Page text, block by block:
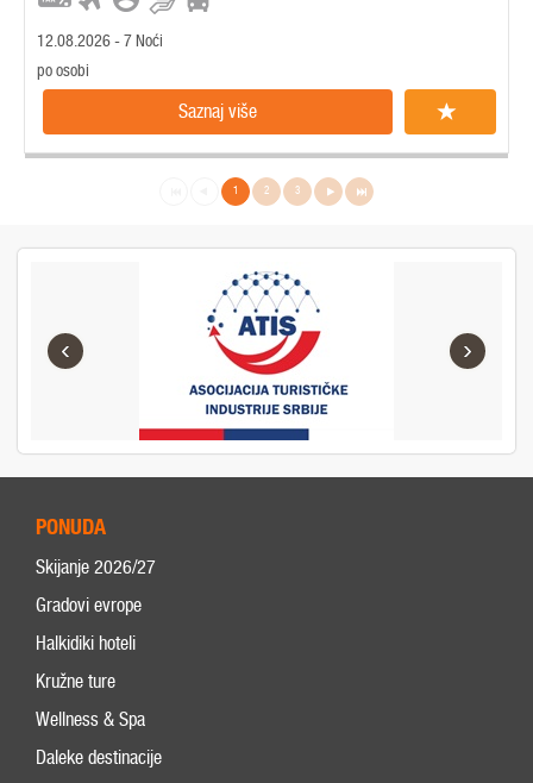
12.08.2026 - 7 Noći
po osobi
Saznaj više
1 2 3
‹ ›
PONUDA
Skijanje 2026/27
Gradovi evrope
Halkidiki hoteli
Kružne ture
Wellness & Spa
Daleke destinacije